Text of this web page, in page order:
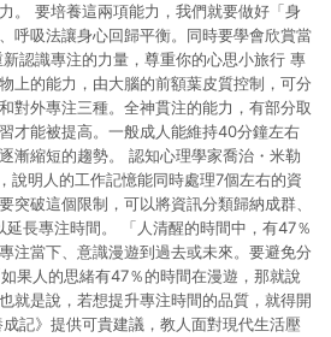
。 要培養這兩項能力，我們就要做好「身
呼吸法讓身心回歸平衡。同時要學會欣賞當
認識專注的力量，尊重你的心思小旅行 專
上的能力，由大腦的前額葉皮質控制，可分
對外專注三種。全神貫注的能力，有部分取
才能被提高。一般成人能維持40分鐘左右
漸縮短的趨勢。 認知心理學家喬治・米勒
說明人的工作記憶能同時處理7個左右的資
突破這個限制，可以將資訊分類歸納成群、
長專注時間。 「人清醒的時間中，有47％
注當下、意識漫遊到過去或未來。要避免分
果人的思緒有47％的時間在漫遊，那就說
就是說，若想提升專注時間的品質，就得開
記》提供可貴建議，教人面對現代生活壓